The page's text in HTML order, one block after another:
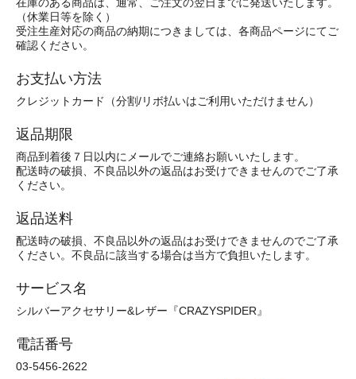
（休業日等を除く）
受注生産対応の商品の納期につきましては、各商品ページにてご
確認ください。
お支払い方法
クレジットカード（分割/リボ払いはご利用いただけません）
返品期限
商品到着後７日以内にメールでご連絡お願いいたします。
配送時の破損、不良品以外の返品はお受けできませんのでご了承
ください。
返品送料
配送時の破損、不良品以外の返品はお受けできませんのでご了承
ください。不良品に該当する場合は当方で負担いたします。
サービス名
シルバーアクセサリー&レザー『CRAZYSPIDER』
電話番号
03-5456-2622